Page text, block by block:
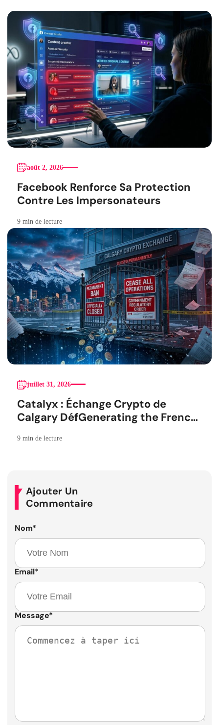
août 2, 2026
Facebook Renforce Sa Protection
Contre Les Impersonateurs
9 min de lecture
juillet 31, 2026
Catalyx : Échange Crypto de
Calgary DéfGenerating the French
9 min de lecture
Ajouter Un
Commentaire
Nom*
Email*
Message*